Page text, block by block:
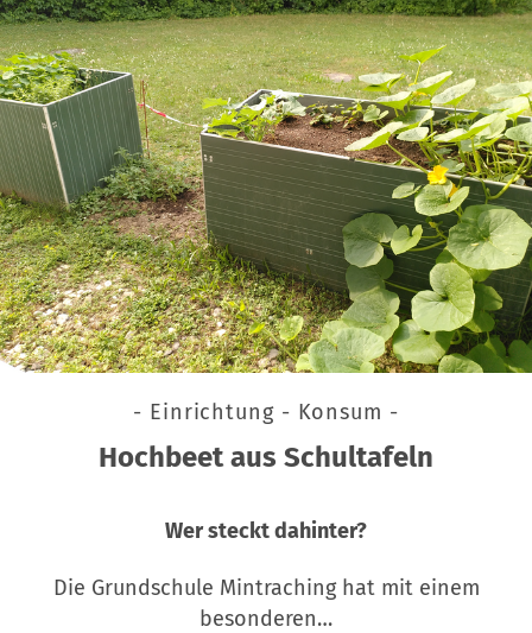
- Einrichtung - Konsum -
Hochbeet aus Schultafeln
Wer steckt dahinter?
Die Grundschule Mintraching hat mit einem
besonderen…